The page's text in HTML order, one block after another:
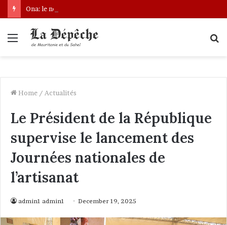
Ona: le nouveau bâtonnier installé
Menu
Home / Actualités
Le Président de la République
supervise le lancement des
Journées nationales de
l’artisanat
admin1 admin1 December 19, 2025